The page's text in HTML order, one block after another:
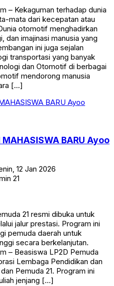
– Kekaguman terhadap dunia
mata dari kecepatan atau
otomotif menghadirkan
dan imajinasi manusia yang
ini juga sejalan
transportasi yang banyak
dan Otomotif di berbagai
mendorong manusia
[…]
MAHASISWA BARU Ayoo
12 Jan 2026
21
21 resmi dibuka untuk
jalur prestasi. Program ini
pemuda daerah untuk
secara berkelanjutan.
– Beasiswa LP2D Pemuda
Lembaga Pendidikan dan
Pemuda 21. Program ini
jenjang […]